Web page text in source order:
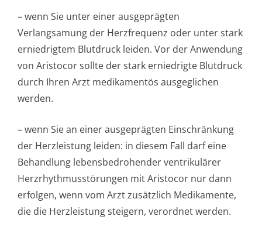
– wenn Sie unter einer ausgeprägten
Verlangsamung der Herzfrequenz oder unter stark
erniedrigtem Blutdruck leiden. Vor der Anwendung
von Aristocor sollte der stark erniedrigte Blutdruck
durch Ihren Arzt medikamentös ausgeglichen
werden.
– wenn Sie an einer ausgeprägten Einschränkung
der Herzleistung leiden: in diesem Fall darf eine
Behandlung lebensbedrohender ventrikulärer
Herzrhythmusstörun­gen mit Aristocor nur dann
erfolgen, wenn vom Arzt zusätzlich Medikamente,
die die Herzleistung steigern, verordnet werden.